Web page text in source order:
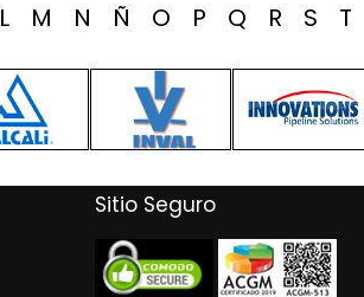
L M N Ñ O P Q R S T
Sitio Seguro